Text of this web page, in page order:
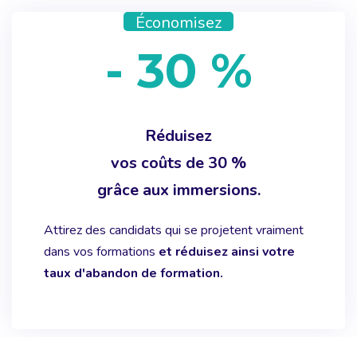
Économisez
- 30 %
Réduisez
vos coûts de 30 %
grâce aux immersions.
Attirez des candidats qui se projetent vraiment
dans vos formations et réduisez ainsi votre
taux d'abandon de formation.